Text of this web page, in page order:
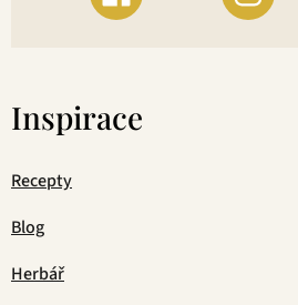
Inspirace
Recepty
Blog
Herbář